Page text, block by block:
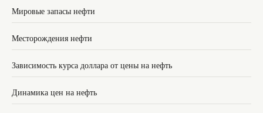
Мировые запасы нефти
Месторождения нефти
Зависимость курса доллара от цены на нефть
Динамика цен на нефть